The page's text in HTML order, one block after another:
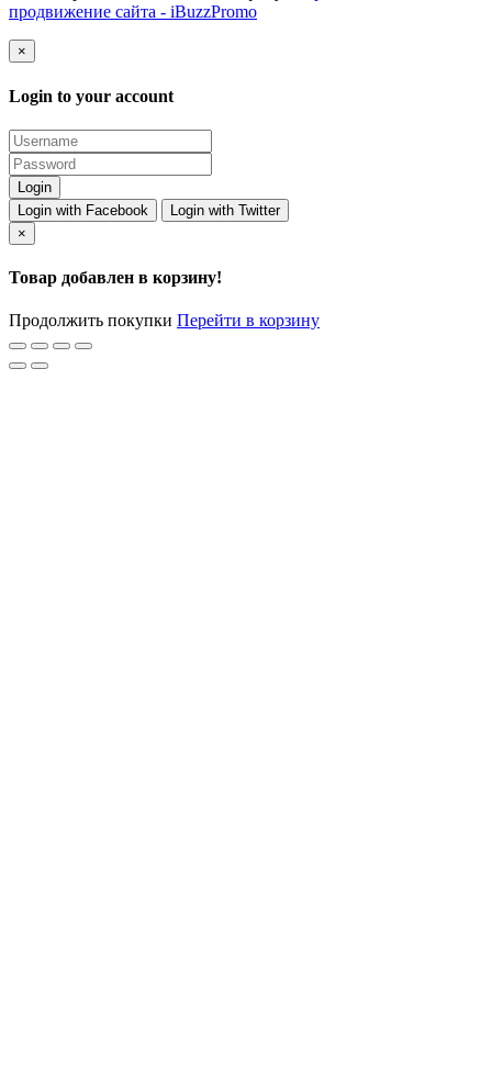
продвижение сайта - iBuzzPromo
×
Login to your account
Login with Facebook
Login with Twitter
×
Товар добавлен в корзину!
Продолжить покупки Перейти в корзину